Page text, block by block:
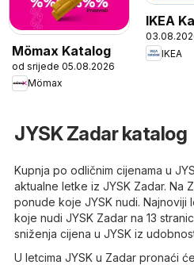
Mömax Katalog
od srijede 05.08.2026
Mömax
IKEA
IKEA
JYSK Zadar katalog
Kupnja po odličnim cijenama u
aktualne letke iz JYSK Zadar. Na
ponude koje JYSK nudi.
koje nudi JYSK Zadar na 13
sniženja cijena u JYSK iz
U letcima JYSK u Zadar pronaći